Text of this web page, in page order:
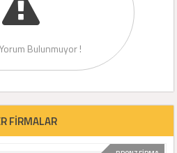
Bulunmuyor !
FİRMALAR